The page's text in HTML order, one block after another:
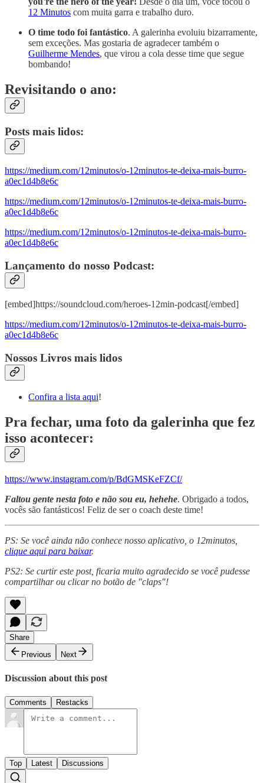
12 Minutos com muita garra e trabalho duro.
O time todo foi fantástico. A galerinha evoluiu bizarramente,
sem exceções. Mas gostaria de agradecer também o
Guilherme Mendes, que virou a cola desse time que segue
bombando!
Revisitando o ano:
Posts mais lidos:
https://medium.com/12minutos/o-12minutos-te-deixa-mais-burro-
a0ec1d4b8e6c
https://medium.com/12minutos/o-12minutos-te-deixa-mais-burro-
a0ec1d4b8e6c
https://medium.com/12minutos/o-12minutos-te-deixa-mais-burro-
a0ec1d4b8e6c
Lançamento do nosso Podcast:
[embed]https://soundcloud.com/heroes-12min-podcast[/embed]
https://medium.com/12minutos/o-12minutos-te-deixa-mais-burro-
a0ec1d4b8e6c
Nossos Livros mais lidos
Confira a lista aqui!
Pra fechar, uma foto da galerinha que fez
isso acontecer:
https://www.instagram.com/p/BdGMSKeFZCf/
Faltou gente nesta foto e não sou eu, hehehe. Obrigado a todos,
vocês são fantásticos! Feliz de ser o coach deste time!
PS: Se você ainda não conhece nosso aplicativo, o 12minutos,
clique aqui para baixar.
PS2: Se curtir este post, ficaria muito agradecido se você pudesse
compartilhar ou clicar no botão de "claps"!
Share
Previous
Next
Discussion about this post
Comments Restacks
Top Latest Discussions